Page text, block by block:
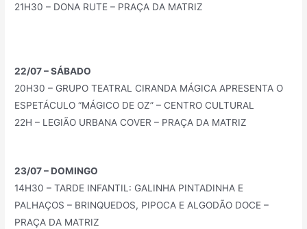
21H30 – DONA RUTE – PRAÇA DA MATRIZ
22/07 – SÁBADO
20H30 – GRUPO TEATRAL CIRANDA MÁGICA APRESENTA O
ESPETÁCULO “MÁGICO DE OZ” – CENTRO CULTURAL
22H – LEGIÃO URBANA COVER – PRAÇA DA MATRIZ
23/07 – DOMINGO
14H30 – TARDE INFANTIL: GALINHA PINTADINHA E
PALHAÇOS – BRINQUEDOS, PIPOCA E ALGODÃO DOCE –
PRAÇA DA MATRIZ